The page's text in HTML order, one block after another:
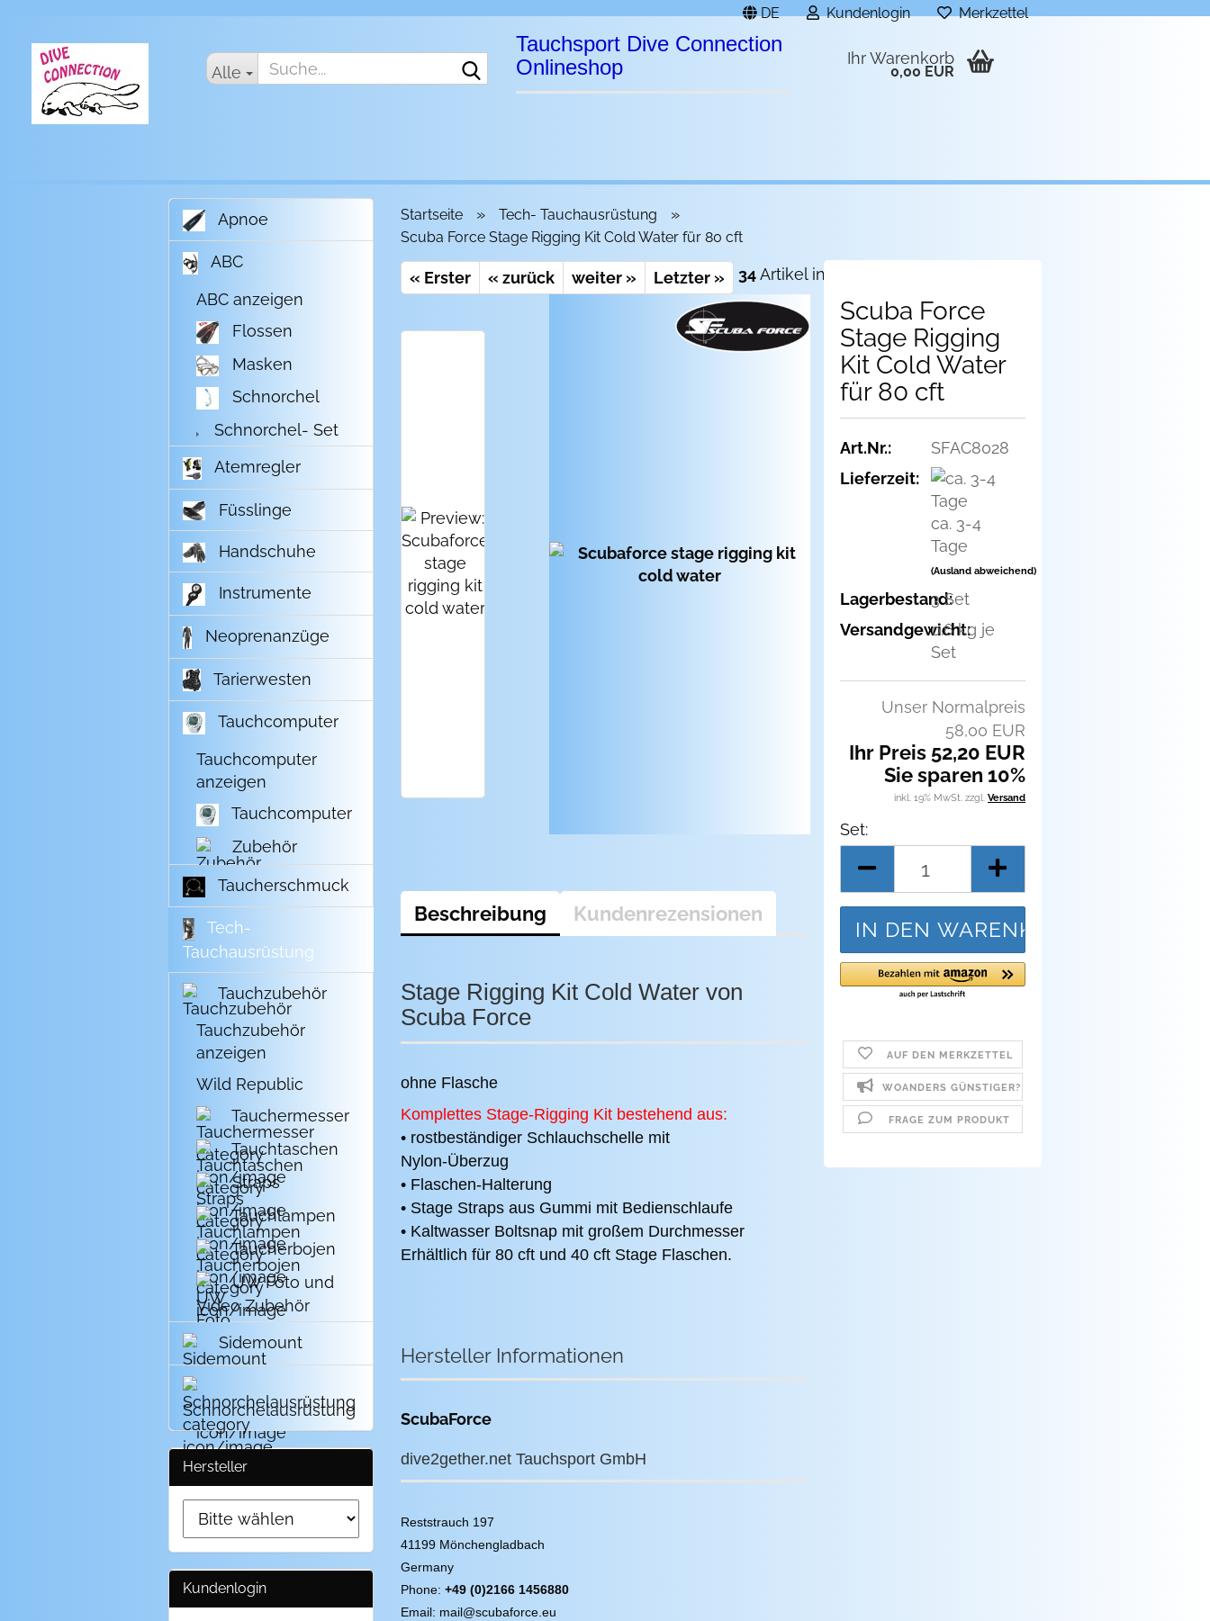
DE Kundenlogin Merkzettel
Alle
Suche...
Tauchsport Dive Connection
Onlineshop
Ihr Warenkorb
0,00 EUR
Startseite » Tech- Tauchausrüstung »
Scuba Force Stage Rigging Kit Cold Water für 80 cft
« Erster « zurück weiter » Letzter » 34Artikel in dieser Kategorie
Scuba Force
Stage Rigging
Kit Cold Water
für 80 cft
Art.Nr.:
SFAC8028
Lieferzeit:
ca. 3-4
Tage
(Ausland abweichend)
Lagerbestand:
3Set
Versandgewicht:
0.6kg je
Set
Unser Normalpreis
58,00 EUR
Ihr Preis 52,20 EUR
Sie sparen 10%
inkl. 19% MwSt. zzgl. Versand
Set:
Set
AUF DEN MERKZETTEL
WOANDERS GÜNSTIGER?
FRAGE ZUM PRODUKT
Beschreibung Kundenrezensionen
Stage Rigging Kit Cold Water von
Scuba Force
ohne Flasche
Komplettes Stage-Rigging Kit bestehend aus:
• rostbeständiger Schlauchschelle mit
Nylon-Überzug
• Flaschen-Halterung
• Stage Straps aus Gummi mit Bedienschlaufe
• Kaltwasser Boltsnap mit großem Durchmesser
Erhältlich für 80 cft und 40 cft Stage Flaschen.
Hersteller Informationen
ScubaForce
dive2gether.net Tauchsport GmbH
Reststrauch 197
41199 Mönchengladbach
Germany
Phone: +49 (0)2166 1456880
Email: mail@scubaforce.eu
Apnoe
ABC
ABC anzeigen
Flossen
Masken
Schnorchel
Schnorchel- Set
Atemregler
Füsslinge
Handschuhe
Instrumente
Neoprenanzüge
Tarierwesten
Tauchcomputer
Tauchcomputer
anzeigen
Tauchcomputer
Zubehör
Taucherschmuck
Tech-
Tauchausrüstung
Tauchzubehör
Tauchzubehör
anzeigen
Wild Republic
Tauchermesser
Tauchtaschen
Straps
Tauchlampen
Taucherbojen
UW Foto und
Video Zubehör
Sidemount
Schnorchelausrüstung
Hersteller
Kundenlogin